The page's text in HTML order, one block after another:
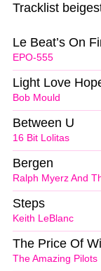
Tracklist
EPO-555
Le Beat’s On
Bob Mould
Light Love
16 Bit Lolitas
Between U
Ralph Myerz And
Bergen
Keith LeBlanc
Steps
The Amazing Pilots
The Price Of